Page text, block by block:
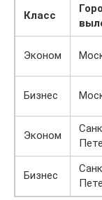
Класс
Эконом
Бизнес
Эконом
Бизнес